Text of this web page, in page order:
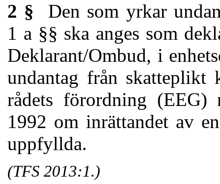
2 § Den som yrkar
1 a §§ ska anges som
Deklarant/Ombud, i
undantag från
rådets förordning
1992 om inrättandet av
uppfyllda.
(TFS 2013:1.)